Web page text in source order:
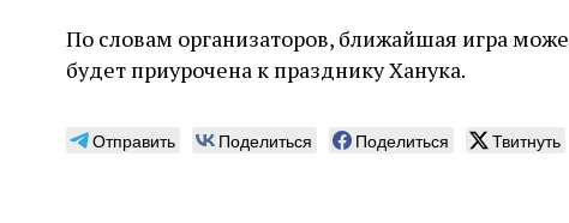
По словам организаторов, ближайшая игра
будет приурочена к празднику Ханука.
Отправить Поделиться Поделиться Твитнуть